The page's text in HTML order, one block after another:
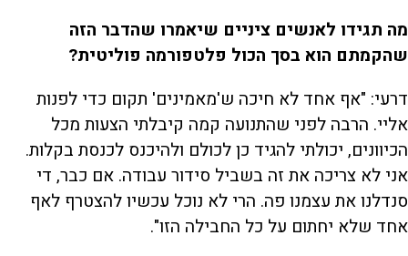
מה תגידו לאנשים ציניים שיאמרו שהדבר הזה
שהקמתם הוא בסך הכול פלטפורמה פוליטית?
דרעי: "אף אחד לא חיכה ש'מאמינים' תקום כדי לפנות
אליי. הרבה לפני שהתנועה קמה קיבלתי הצעות מכל
הכיוונים, יכולתי להגיד כן לכולם ולהיכנס לכנסת בקלות.
אני לא צריכה את זה בשביל סידור עבודה. אם כבר, די
סנדלנו את עצמנו פה. הרי לא נוכל עכשיו להצטרף לאף
אחד שלא יחתום על כל החבילה הזו".